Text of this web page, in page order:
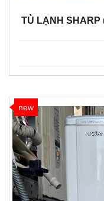
TỦ LẠNH SHARP
new